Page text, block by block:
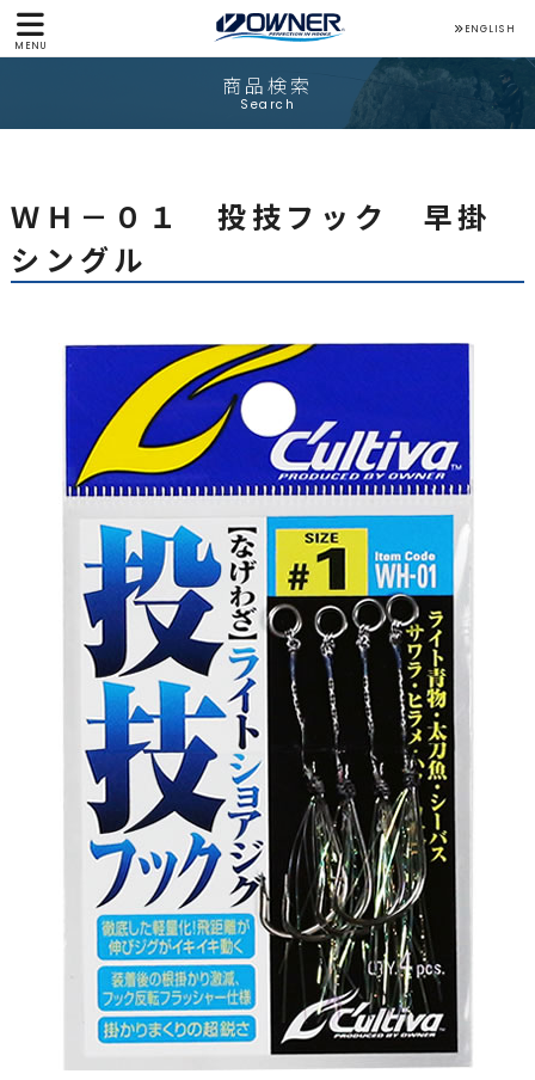
MENU
ENGLISH
商品検索
Search
ＷＨ－０１ 投技フック 早掛
シングル